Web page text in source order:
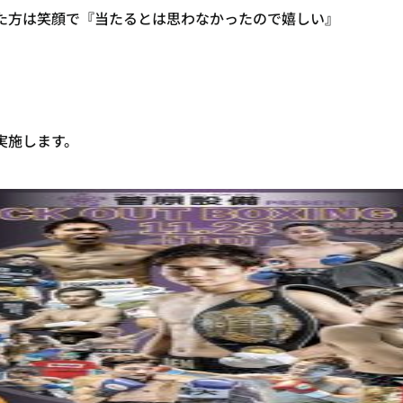
は笑顔で『当たるとは思わなかったので嬉しい』
します。